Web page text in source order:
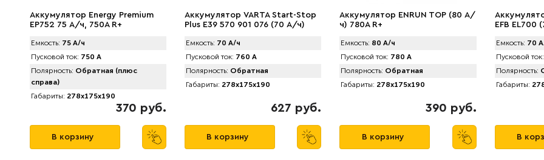
Аккумулятор Energy Premium
EP752 75 А/ч, 750A R+
Емкость: 75 А/ч
Пусковой ток: 750 А
Полярность: Обратная (плюс
справа)
Габариты: 278x175x190
370 руб.
В корзину
Аккумулятор VARTA Start-Stop
Plus E39 570 901 076 (70 А/ч)
Емкость: 70 А/ч
Пусковой ток: 760 А
Полярность: Обратная
Габариты: 278x175x190
627 руб.
В корзину
Аккумулятор ENRUN TOP (80 А/
ч) 780A R+
Емкость: 80 А/ч
Пусковой ток: 780 А
Полярность: Обратная
Габариты: 278x175x190
390 руб.
В корзину
EFB EL700
Емкость: 70
Пусковой ток:
Полярность:
Габариты:
В